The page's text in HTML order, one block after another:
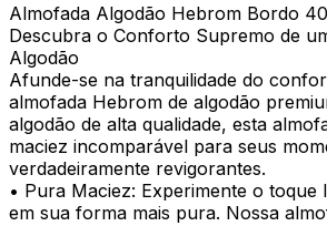
Almofada Algodão Hebrom Bordo
Descubra o Conforto Supremo de
Algodão
Afunde-se na tranquilidade do
almofada Hebrom de algodão
algodão de alta qualidade, esta
maciez incomparável para seus
verdadeiramente revigorantes.
• Pura Maciez: Experimente o toque
em sua forma mais pura. Nossa